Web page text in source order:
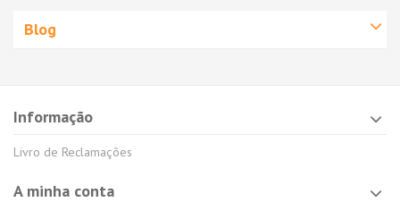
Blog
Informação
Livro de Reclamações
A minha conta